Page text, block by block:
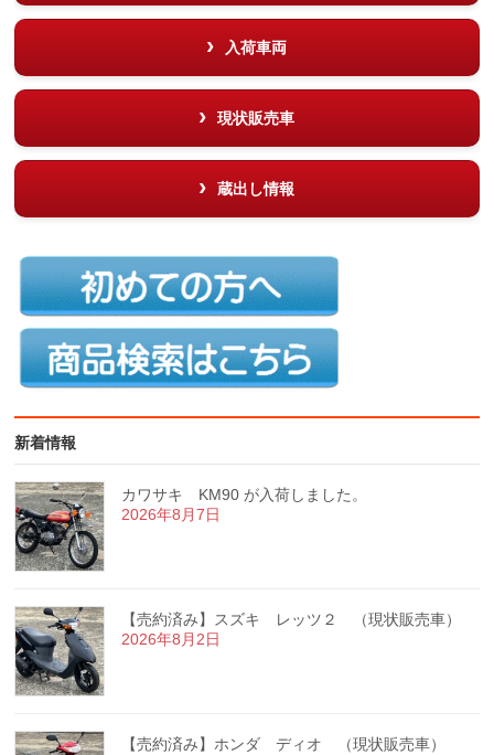
入荷車両
現状販売車
蔵出し情報
新着情報
カワサキ KM90 が入荷しました。
2026年8月7日
【売約済み】スズキ レッツ２ （現状販売車）
2026年8月2日
【売約済み】ホンダ ディオ （現状販売車）